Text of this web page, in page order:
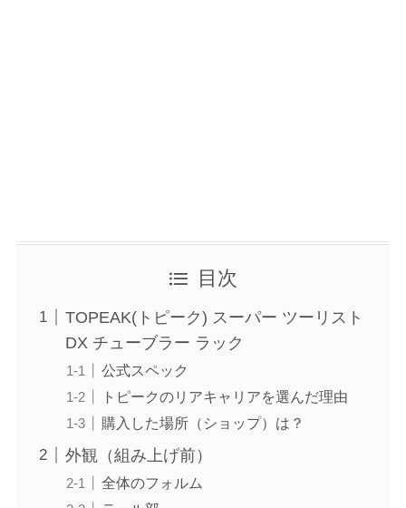
目次
TOPEAK(トピーク) スーパー ツーリスト
DX チューブラー ラック
公式スペック
トピークのリアキャリアを選んだ理由
購入した場所（ショップ）は？
外観（組み上げ前）
全体のフォルム